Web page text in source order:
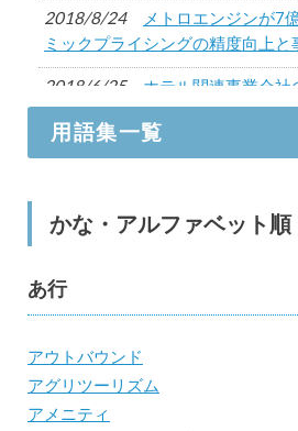
2018/8/24
メトロエンジンが7
ミックプライシングの精度向上
2018/6/25
ホテル関連事業会社
向け収益最適化サービス「BEST
用語集一覧
かな・アルファベット順
あ行
アウトバウンド
アグリツーリズム
アメニティ